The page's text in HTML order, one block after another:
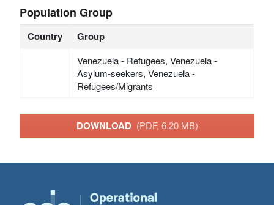
Population Group
Country Group
Venezuela - Refugees, Venezuela -
Asylum-seekers, Venezuela -
Refugees/Migrants
DOWNLOAD (PDF, 6.20 MB)